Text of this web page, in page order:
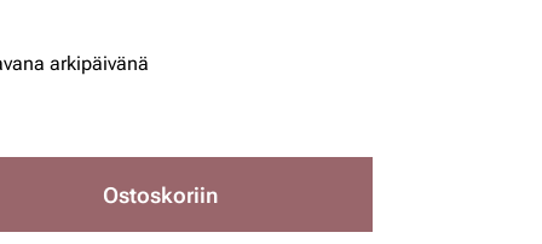
arkipäivänä
Ostoskoriin